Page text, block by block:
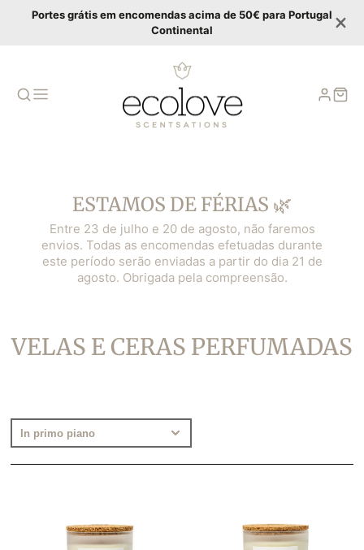
Portes grátis em encomendas acima de 50€ para Portugal
Continental
ESTAMOS DE FÉRIAS 🌿
Entre 23 de julho e 20 de agosto, não faremos
envios. Todas as encomendas efetuadas durante
este período serão enviadas a partir do dia 21 de
agosto. Obrigada pela compreensão.
COLLEZIONE:
VELAS E CERAS PERFUMADAS